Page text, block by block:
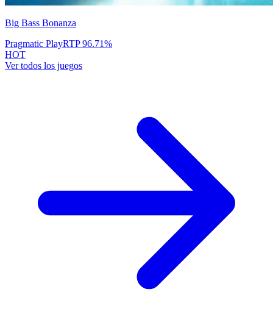
Big Bass Bonanza
Pragmatic PlayRTP96.71%
HOT
Ver todos los juegos